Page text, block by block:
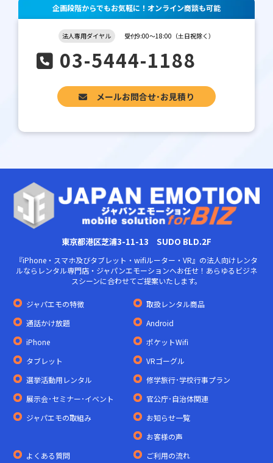
企画段階からでもお気軽に！オンライン商談も可能
法人専用ダイヤル 受付9:00～18:00（土日祝除く）
03-5444-1188
メールお問合せ･お見積り
東京都港区芝浦3-11-13 SUDO BLD.2F
『iPhone・スマホ及びタブレット・wifiルーター・VR』の法人向けレンタ
ルならレンタル専門店・ジャパンエモーションへお任せ！あらゆるビジネ
スシーンに合わせてご提案いたします。
ジャパエモの特徴
取扱レンタル商品
通話かけ放題
Android
iPhone
ポケットWifi
タブレット
VRゴーグル
選挙活動用レンタル
修学旅行･学校行事プラン
展示会･セミナー･イベント
官公庁･自治体関連
ジャパエモの取組み
お知らせ一覧
お客様の声
よくある質問
ご利用の流れ